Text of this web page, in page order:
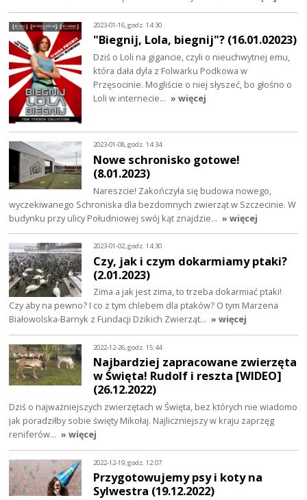
2023-01-16, godz. 14:30
"Biegnij, Lola, biegnij"? (16.01.02023)
Dziś o Loli na gigancie, czyli o nieuchwytnej emu,
która dała dyla z Folwarku Podkowa w
Przęsocinie. Mogliście o niej słyszeć, bo głośno o
Loli w internecie… » więcej
2023-01-08, godz. 14:34
Nowe schronisko gotowe!
(8.01.2023)
Nareszcie! Zakończyła się budowa nowego,
wyczekiwanego Schroniska dla bezdomnych zwierząt w Szczecinie. W
budynku przy ulicy Południowej swój kąt znajdzie… » więcej
2023-01-02, godz. 14:30
Czy, jak i czym dokarmiamy ptaki?
(2.01.2023)
Zima a jak jest zima, to trzeba dokarmiać ptaki!
Czy aby na pewno? I co z tym chlebem dla ptaków? O tym Marzena
Białowolska-Barnyk z Fundacji Dzikich Zwierząt… » więcej
2022-12-26, godz. 15:44
Najbardziej zapracowane zwierzęta
w Święta! Rudolf i reszta [WIDEO]
(26.12.2022)
Dziś o najważniejszych zwierzętach w Święta, bez których nie wiadomo
jak poradziłby sobie święty Mikołaj. Najliczniejszy w kraju zaprzęg
reniferów… » więcej
2022-12-19, godz. 12:07
Przygotowujemy psy i koty na
Sylwestra (19.12.2022)